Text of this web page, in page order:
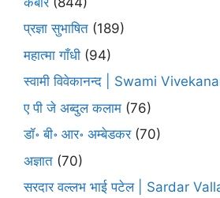
प्रज्ञा सुभाषित (189)
महात्मा गाँधी (94)
स्वामी विवेकानन्द | Swami
ए पी जे अब्दुल कलाम (76)
डॉ॰ बी॰ आर॰ अम्बेडकर(70)
अज्ञात (70)
सरदार वल्लभ भाई पटेल | Sardar